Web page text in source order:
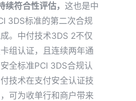
符合性评估， 这也是中
3DS标准的第二次合规
。中付技术3DS 2不仅
组认证，且连续两年通
全标准PCI 3DS合规认
技术在支付安全认证技
可为收单行和商户带来